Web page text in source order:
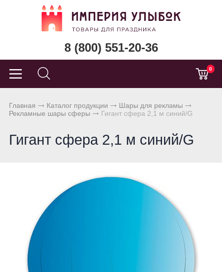
8 (800) 551-20-36
0
Главная Каталог продукции
Шары для рекламы
Рекламные шары сферы
Гигант сфера 2,1 м синий/G
Гигант сфера 2,1 м синий/G